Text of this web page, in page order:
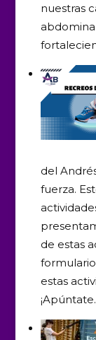
nuestras
del
fuerza.
de estas
estas